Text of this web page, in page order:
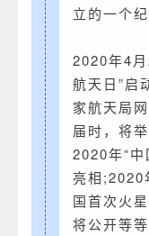
立的一个纪
2020年4
航天日”启
家航天局
届时，将
2020年“
亮相;2020
国首次火
将公开等